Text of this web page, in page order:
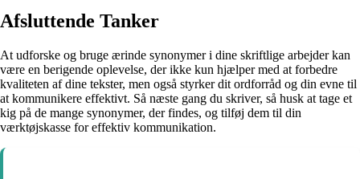
Afsluttende Tanker
At udforske og bruge ærinde synonymer i dine skriftlige arbejder kan
være en berigende oplevelse, der ikke kun hjælper med at forbedre
kvaliteten af dine tekster, men også styrker dit ordforråd og din evne til
at kommunikere effektivt. Så næste gang du skriver, så husk at tage et
kig på de mange synonymer, der findes, og tilføj dem til din
værktøjskasse for effektiv kommunikation.